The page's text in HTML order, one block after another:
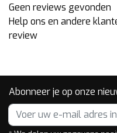
Geen reviews gevonden
Help ons en andere
review
Abonneer je op onze